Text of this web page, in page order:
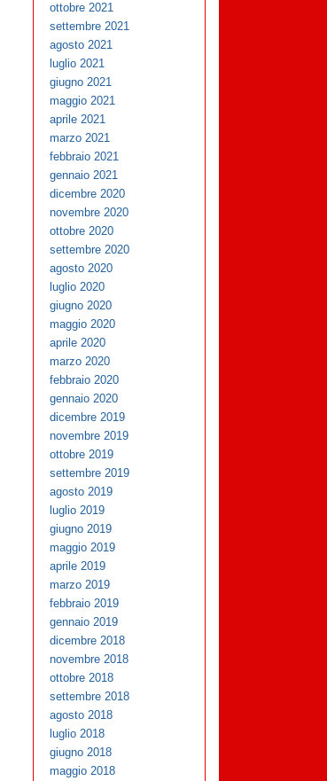
ottobre 2021
settembre 2021
agosto 2021
luglio 2021
giugno 2021
maggio 2021
aprile 2021
marzo 2021
febbraio 2021
gennaio 2021
dicembre 2020
novembre 2020
ottobre 2020
settembre 2020
agosto 2020
luglio 2020
giugno 2020
maggio 2020
aprile 2020
marzo 2020
febbraio 2020
gennaio 2020
dicembre 2019
novembre 2019
ottobre 2019
settembre 2019
agosto 2019
luglio 2019
giugno 2019
maggio 2019
aprile 2019
marzo 2019
febbraio 2019
gennaio 2019
dicembre 2018
novembre 2018
ottobre 2018
settembre 2018
agosto 2018
luglio 2018
giugno 2018
maggio 2018